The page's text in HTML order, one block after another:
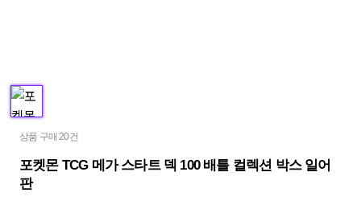
상품 구매 20건
포켓몬 TCG 메가 스타트 덱 100 배틀 컬렉션 박스 일어
판